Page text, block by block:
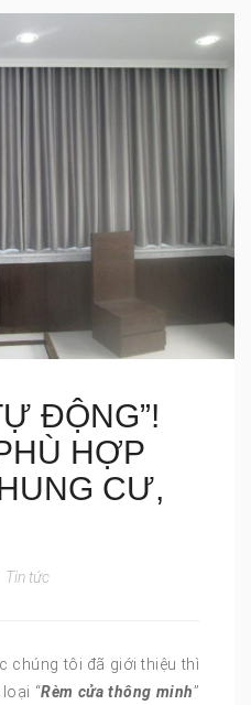
ĐỘNG”!
HỢP
CƯ,
Tin tức
tôi đã giới thiệu thì
“Rèm cửa thông minh”